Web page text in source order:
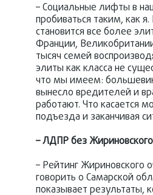
– Социальные лифты в
пробиваться таким, как
становится все более
Франции,
тысяч семей
элиты как класса не
что мы имеем:
вынесло вредителей и
работают. Что касается
подъезда и заканчивая
– ЛДПР без
– Рейтинг Жириновского
говорить о Самарской
показывает